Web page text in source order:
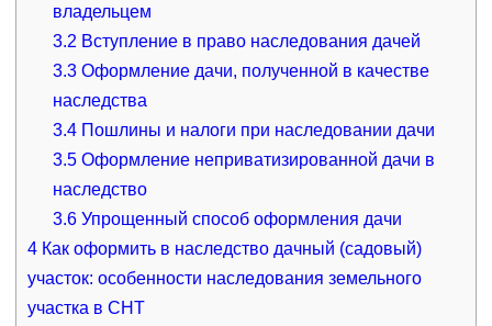
владельцем
3.2 Вступление в право наследования дачей
3.3 Оформление дачи, полученной в качестве
наследства
3.4 Пошлины и налоги при наследовании дачи
3.5 Оформление неприватизированной дачи в
наследство
3.6 Упрощенный способ оформления дачи
4Как оформить в наследство дачный (садовый)
участок: особенности наследования земельного
участка в СНТ